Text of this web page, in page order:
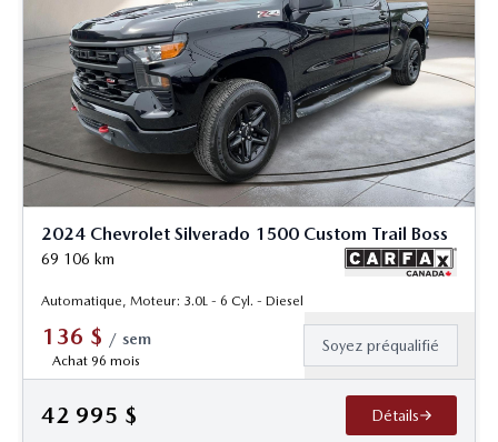
2024 Chevrolet Silverado 1500 Custom Trail Boss
69 106 km
Automatique, Moteur: 3.0L - 6 Cyl. - Diesel
136 $ / sem
Achat 96 mois
Soyez préqualifié
42 995 $ Détails